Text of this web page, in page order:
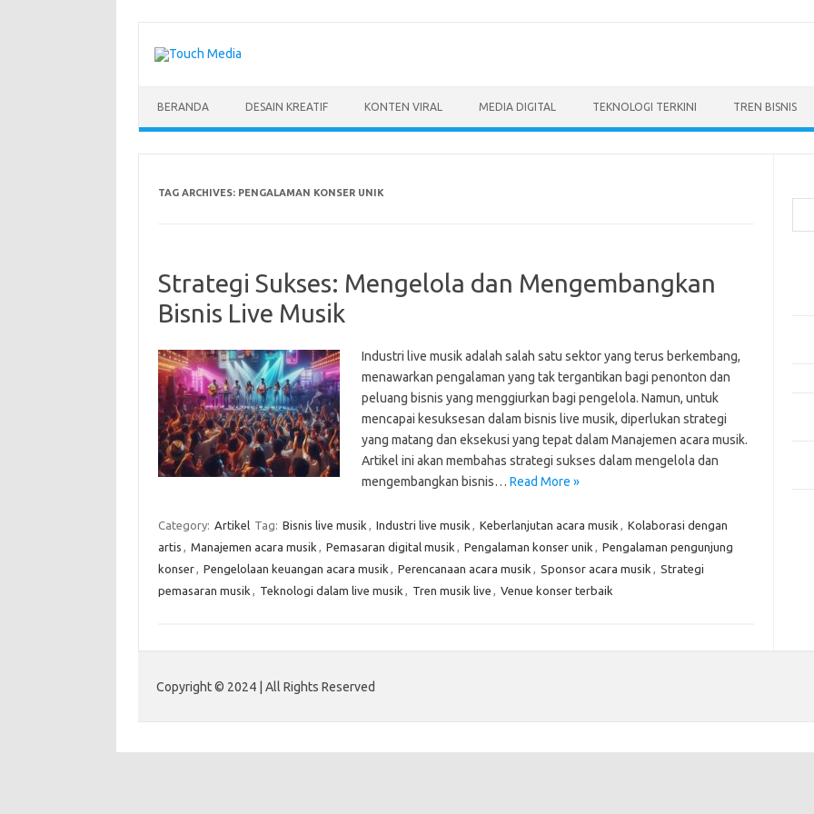
content
BERANDA DESAIN KREATIF KONTEN VIRAL MEDIA DIGITAL TEKNOLOGI TERKINI TREN BISNIS
TAG ARCHIVES: PENGALAMAN KONSER UNIK
Strategi Sukses: Mengelola dan Mengembangkan
Bisnis Live Musik
Industri live musik adalah salah satu sektor yang terus berkembang,
menawarkan pengalaman yang tak tergantikan bagi penonton dan
peluang bisnis yang menggiurkan bagi pengelola. Namun, untuk
mencapai kesuksesan dalam bisnis live musik, diperlukan strategi
yang matang dan eksekusi yang tepat dalam Manajemen acara musik.
Artikel ini akan membahas strategi sukses dalam mengelola dan
mengembangkan bisnis… Read More »
Category: Artikel Tag: Bisnis live musik , Industri live musik , Keberlanjutan acara musik , Kolaborasi dengan
artis , Manajemen acara musik , Pemasaran digital musik , Pengalaman konser unik , Pengalaman pengunjung
konser, Pengelolaan keuangan acara musik , Perencanaan acara musik , Sponsor acara musik , Strategi
pemasaran musik , Teknologi dalam live musik , Tren musik live , Venue konser terbaik
Copyright © 2024 | All Rights Reserved